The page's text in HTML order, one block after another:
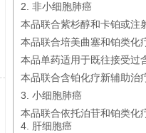
2. 非小细胞肺癌
本品联合紫杉醇和卡铂或注
本品联合培美曲塞和铂类化
本品单药适用于既往接受过
本品联合含铂化疗新辅助治
3. 小细胞肺癌
本品联合依托泊苷和铂类化
4. 肝细胞癌